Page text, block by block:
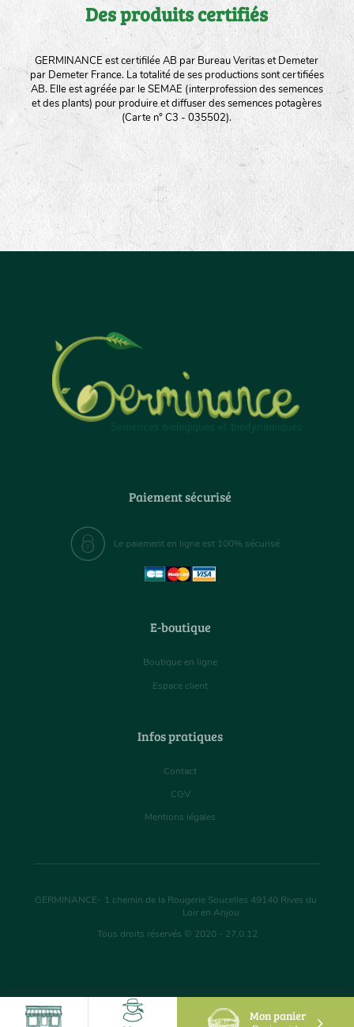
Mon panier
Des produits certifiés
GERMINANCE est certifilée AB par Bureau Veritas et Demeter
par Demeter France. La totalité de ses productions sont certifiées
AB. Elle est agréée par le SEMAE (interprofession des semences
et des plants) pour produire et diffuser des semences potagères
(Carte n° C3 - 035502).
Paiement sécurisé
Le paiement en ligne est 100% sécurisé
E-boutique
Boutique en ligne
Espace client
Infos pratiques
Contact
CGV
Mentions légales
GERMINANCE- 1 chemin de la Rougerie Soucelles 49140 Rives du
Loir en Anjou
Tous droits réservés © 2020 - 27.0.12